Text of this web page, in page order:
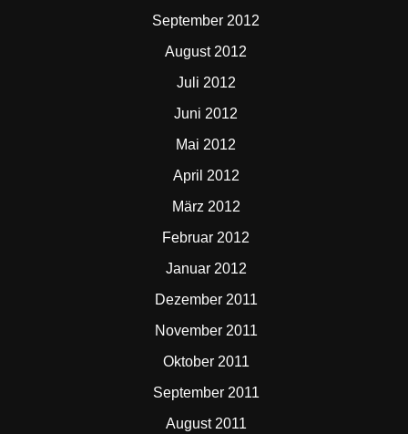
September 2012
August 2012
Juli 2012
Juni 2012
Mai 2012
April 2012
März 2012
Februar 2012
Januar 2012
Dezember 2011
November 2011
Oktober 2011
September 2011
August 2011